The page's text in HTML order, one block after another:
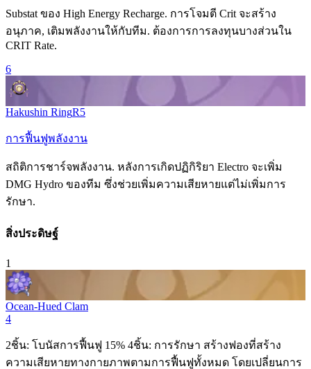
Substat ของ High Energy Recharge. การโจมตี Crit จะสร้าง
อนุภาค, เติมพลังงานให้กับทีม. ต้องการการลงทุนบางส่วนใน
CRIT Rate.
6
Hakushin RingR5
การฟื้นฟูพลังงาน
สถิติการชาร์จพลังงาน. หลังการเกิดปฏิกิริยา Electro จะเพิ่ม
DMG Hydro ของทีม ซึ่งช่วยเพิ่มความเสียหายแต่ไม่เพิ่มการ
รักษา.
สิ่งประดิษฐ์
1
Ocean-Hued Clam
4
2ชิ้น: โบนัสการฟื้นฟู 15% 4ชิ้น: การรักษา สร้างฟองที่สร้าง
ความเสียหายทางกายภาพตามการฟื้นฟูทั้งหมด โดยเปลี่ยนการ